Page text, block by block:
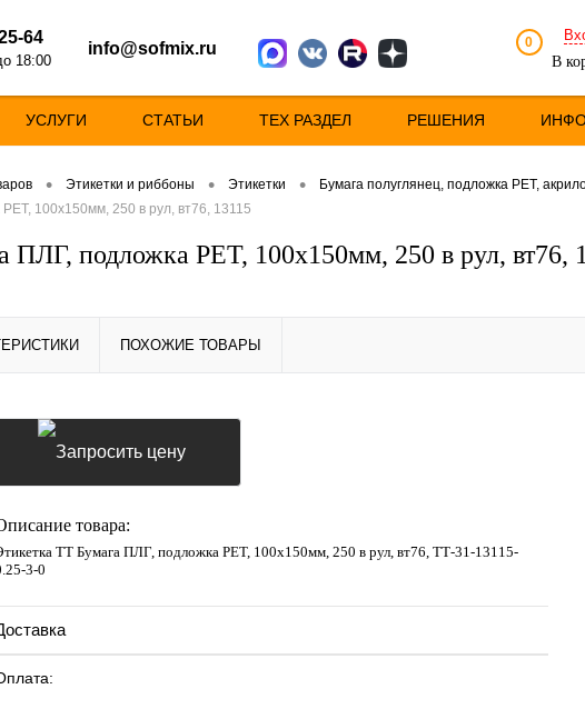
64
18:00
info@sofmix.ru 0
В
УСЛУГИ СТАТЬИ ТЕХ РАЗДЕЛ РЕШЕНИЯ
• Этикетки и риббоны • Этикетки • Бумага полуглянец, подложка РЕТ,
100х150мм, 250 в рул, вт76, 13115
ПЛГ, подложка РЕТ, 100х150мм, 250 в рул, вт76,
ПОХОЖИЕ ТОВАРЫ
Запросить цену
товара:
ТТ Бумага ПЛГ, подложка РЕТ, 100х150мм, 250 в рул, вт76, TТ-31-13115-
3-0